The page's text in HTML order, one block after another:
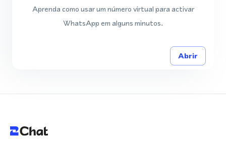
Aprenda como usar um número virtual para activar
WhatsApp em alguns minutos.
Abrir